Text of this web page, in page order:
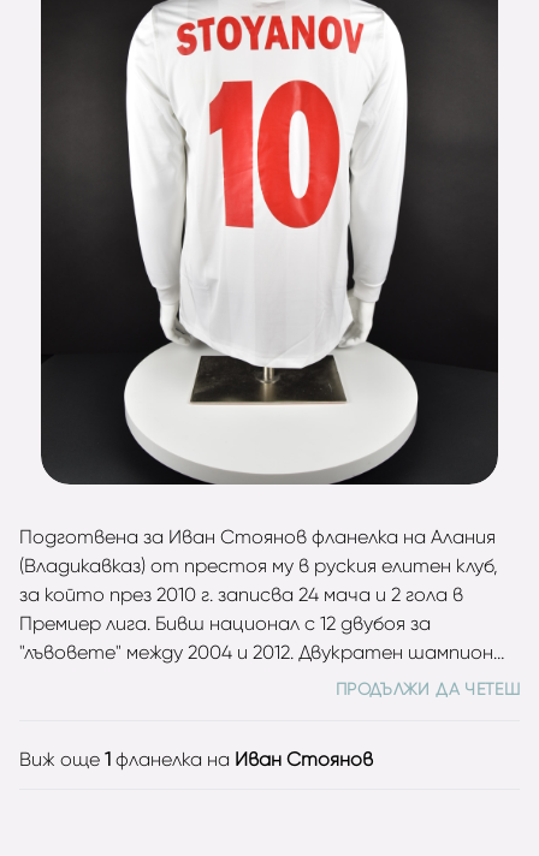
Подготвена за Иван Стоянов фланелка на Алания
(Владикавказ) от престоя му в руския елитен клуб,
за който през 2010 г. записва 24 мача и 2 гола в
Премиер лига. Бивш национал с 12 двубоя за
"лъвовете" между 2004 и 2012. Двукратен шампион
на България с Лудогорец (2012, 2013). Екипът е личен
ПРОДЪЛЖИ ДА ЧЕТЕШ
Виж още 1 фланелка на Иван Стоянов